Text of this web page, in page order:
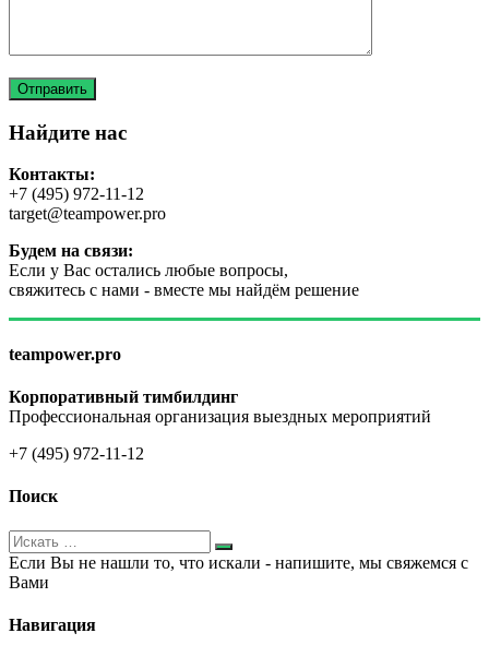
Найдите нас
Контакты:
+7 (495) 972-11-12
target@teampower.pro
Будем на связи:
Если у Вас остались любые вопросы,
свяжитесь с нами - вместе мы найдём решение
teampower.pro
Корпоративный тимбилдинг
Профессиональная организация выездных мероприятий
+7 (495) 972-11-12
Поиск
Если Вы не нашли то, что искали - напишите, мы свяжемся с
Вами
Навигация